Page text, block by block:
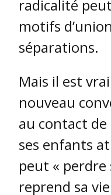
radicalité
motifs
séparations.
Mais il est
nouveau
au contact de
ses enfants
peut « perdre
reprend sa